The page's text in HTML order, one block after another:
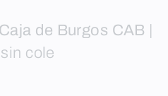
de Burgos CAB
cole